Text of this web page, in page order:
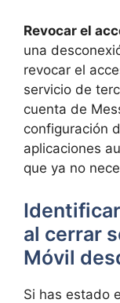
Revocar el
una
revocar el⁢
servicio de
cuenta ⁤de
configuración
aplicaciones
que​ ya no
al cerrar
⁤Móvil⁣
Si has estado